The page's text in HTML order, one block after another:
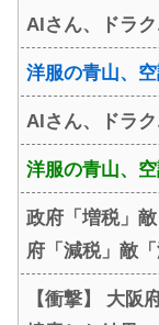
AIさん、ドラ
洋服の青山、
AIさん、ドラ
洋服の青山、
政府「増税」
府「減税」敵
【衝撃】 大阪